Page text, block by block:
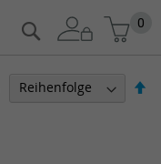
Zum
Inhalt
0
Suche